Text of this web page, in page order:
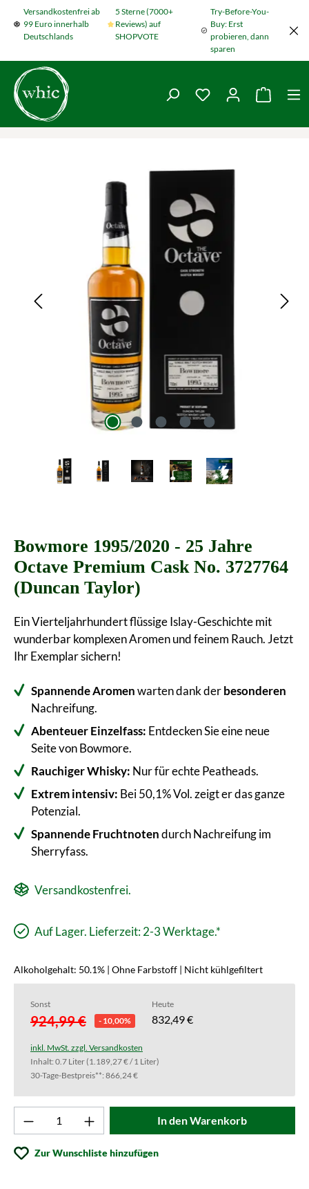
Zum Hauptinhalt springen
Versandkostenfrei ab
99 Euro innerhalb
Deutschlands
5 Sterne (7000+
Reviews) auf
SHOPVOTE
Try-Before-You-
Buy: Erst
probieren, dann
sparen
Du hast 0
Bowmore 1995/2020 - 25 Jahre
Octave Premium Cask No. 3727764
(Duncan Taylor)
Ein Vierteljahrhundert flüssige Islay-Geschichte mit
wunderbar komplexen Aromen und feinem Rauch. Jetzt
Ihr Exemplar sichern!
Spannende Aromenwarten dank derbesonderen
Nachreifung.
Abenteuer Einzelfass: Entdecken Sie eine neue
Seite von Bowmore.
Rauchiger Whisky: Nur für echte Peatheads.
Extrem intensiv: Bei 50,1% Vol. zeigt er das ganze
Potenzial.
Spannende Fruchtnotendurch Nachreifung im
Sherryfass.
Versandkostenfrei.
Auf Lager. Lieferzeit: 2-3 Werktage.*
Alkoholgehalt: 50.1% | Ohne Farbstoff | Nicht kühlgefiltert
Sonst
924,99 € - 10,00%
Heute
832,49 €
inkl. MwSt. zzgl. Versandkosten
Inhalt: 0.7 Liter(1.189,27 € / 1 Liter)
30-Tage-Bestpreis**: 866,24 €
Produkt Anzahl: Gib den gewünschten
In den Warenkorb
Zur Wunschliste hinzufügen